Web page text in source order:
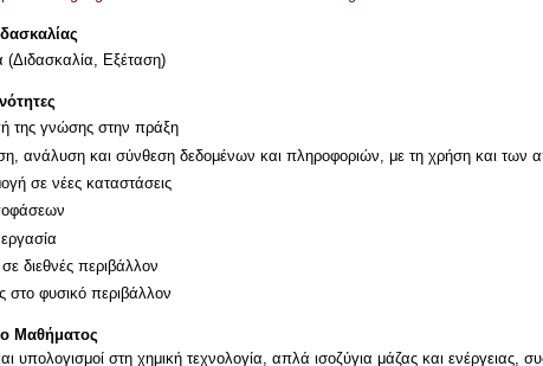
(Διδασκαλία, Εξέταση)
της γνώσης στην πράξη
ανάλυση και σύνθεση δεδομένων και πληροφοριών, με τη χρήση και των
σε νέες καταστάσεις
διεθνές περιβάλλον
στο φυσικό περιβάλλον
Μαθήματος
υπολογισμοί στη χημική τεχνολογία, απλά ισοζύγια μάζας και ενέργειας,